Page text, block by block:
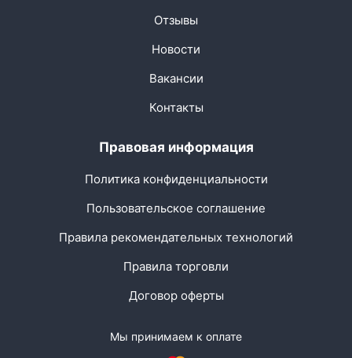
Отзывы
Новости
Вакансии
Контакты
Правовая информация
Политика конфиденциальности
Пользовательское соглашение
Правила рекомендательных технологий
Правила торговли
Договор оферты
Мы принимаем к оплате